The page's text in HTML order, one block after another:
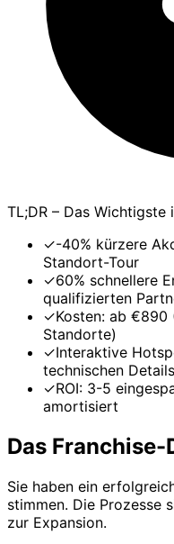
TL;DR – Das Wichtigste
✓-40% kürzere
Standort-Tour
✓60% schnellere
qualifizierten
✓Kosten: ab
Standorte)
✓Interaktive
technischen Details
✓ROI: 3-5
amortisiert
Das Franchise-
Sie haben ein
stimmen. Die Prozesse
zur Expansion.